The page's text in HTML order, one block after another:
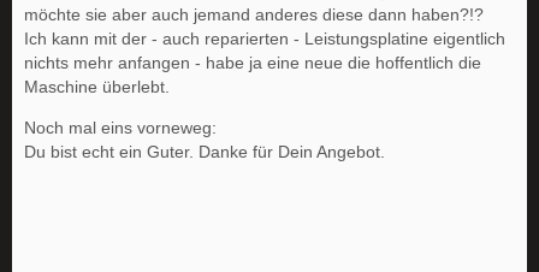
möchte sie aber auch jemand anderes diese dann haben?!?
Ich kann mit der - auch reparierten - Leistungsplatine eigentlich
nichts mehr anfangen - habe ja eine neue die hoffentlich die
Maschine überlebt.
Noch mal eins vorneweg:
Du bist echt ein Guter. Danke für Dein Angebot.